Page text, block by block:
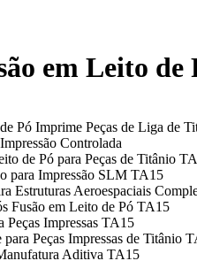
em Leito
Pó Imprime Peças de Liga de
Controlada
de Pó para Peças de Titânio
para Impressão SLM TA15
Estruturas Aeroespaciais
Fusão em Leito de Pó TA15
Peças Impressas TA15
Peças Impressas de Titânio
Aditiva TA15